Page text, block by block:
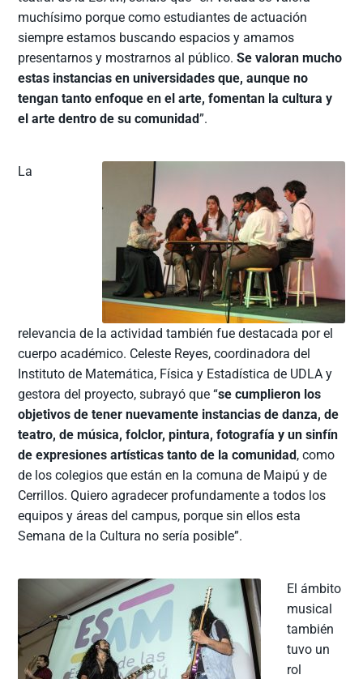
muchísimo porque como estudiantes de actuación
siempre estamos buscando espacios y amamos
presentarnos y mostrarnos al público.Se valoran mucho
estas instancias en universidades que, aunque no
tengan tanto enfoque en el arte, fomentan la cultura y
el arte dentro de su comunidad”.
La
relevancia de la actividad también fue destacada por el
cuerpo académico. Celeste Reyes, coordinadora del
Instituto de Matemática, Física y Estadística de UDLA y
gestora del proyecto, subrayó que “se cumplieron los
objetivos de tener nuevamente instancias de danza, de
teatro, de música, folclor, pintura, fotografía y un sinfín
de expresiones artísticas tanto de la comunidad, como
de los colegios que están en la comuna de Maipú y de
Cerrillos. Quiero agradecer profundamente a todos los
equipos y áreas del campus, porque sin ellos esta
Semana de la Cultura no sería posible”.
El ámbito
musical
también
tuvo un
rol